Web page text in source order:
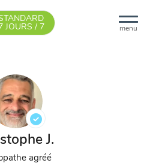
menu
JOURS / 7
J.
agréé